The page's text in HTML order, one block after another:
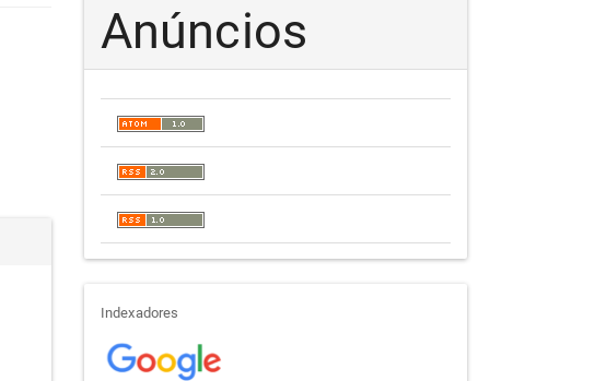
Anúncios
indexadores
Indexadores